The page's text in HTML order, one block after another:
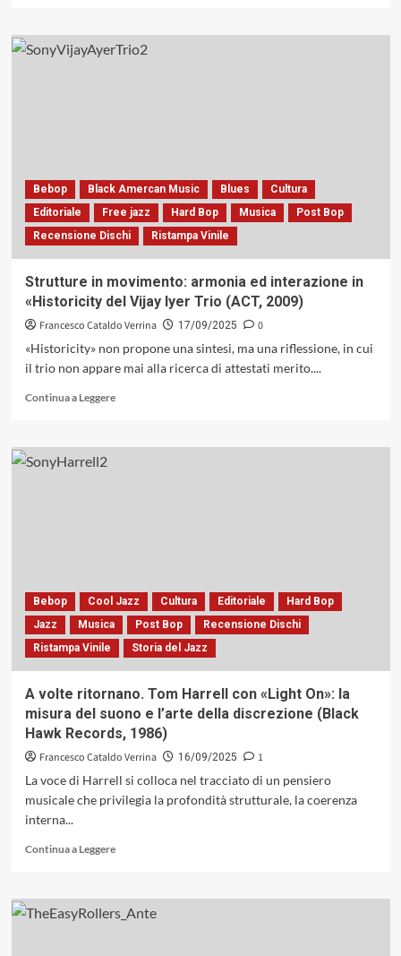
su
«So
la
forma
ed
il
debutto
nel
segno
misura
(GleAM
Bebop Black Amercan Music Blues
Cultura
Editoriale
Free jazz Hard Bop Musica
Post Bop
Recensione Dischi
Ristampa Vinile
Strutture in movimento: armonia ed interazione in
«Historicity del Vijay Iyer Trio (ACT, 2009)
Francesco Cataldo Verrina 17/09/2025
0
«Historicity» non propone una sintesi, ma una riflessione, in cui
il trio non appare mai alla ricerca di attestati merito....
Continua a LeggereLeggi
su
del
Vijay
Iyer
Trio
Bebop Cool Jazz Cultura Editoriale
Hard Bop
Jazz
Musica Post Bop
Recensione Dischi
Ristampa Vinile
Storia del Jazz
A volte ritornano. Tom Harrell con «Light On»: la
misura del suono e l’arte della discrezione (Black
Hawk Records, 1986)
Francesco Cataldo Verrina 16/09/2025
1
La voce di Harrell si colloca nel tracciato di un pensiero
musicale che privilegia la profondità strutturale, la coerenza
interna...
Continua a LeggereLeggi
su
A